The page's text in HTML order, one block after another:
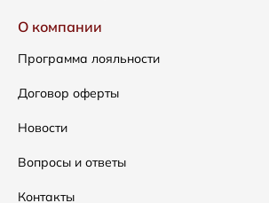
Одежда
Сумки
Аксессуары
Распродажа
Подарочные сертификаты
Доставка и оплата
Как оформить заказ
Условия возвратов
Таблица размеров
Уход за одеждой
О компании
Программа лояльности
Договор оферты
Новости
Вопросы и ответы
Контакты